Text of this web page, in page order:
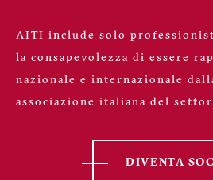
AITI include solo
la consapevolezza di essere
nazionale e internazionale
associazione italiana del
DIVENTA